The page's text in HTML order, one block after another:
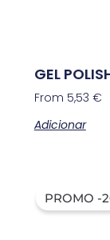
GEL
From 5,53 €
Adicionar
PROMO -